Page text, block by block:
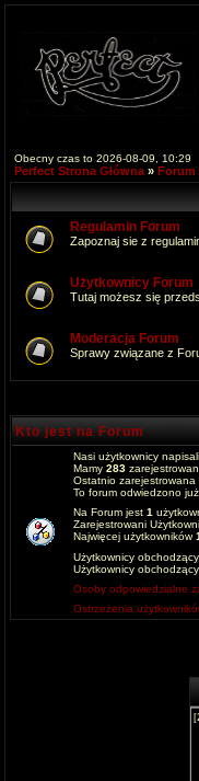
Obecny czas to 2026-08-09, 10:29
Perfect Strona Główna » Forum
Regulamin Forum
Zapoznaj sie z
Użytkownicy Forum
Tutaj możesz się
Moderacja Forum
Sprawy związane z
Kto jest na Forum
Nasi użytkownicy napisali
Mamy 283
Ostatnio zarejestrowana
To forum odwiedzono już
Na Forum jest 1
Zarejestrowani
Najwięcej użytkowników
Użytkownicy
Użytkownicy
Osoby odpowiedzialne
Ostrzeżenia